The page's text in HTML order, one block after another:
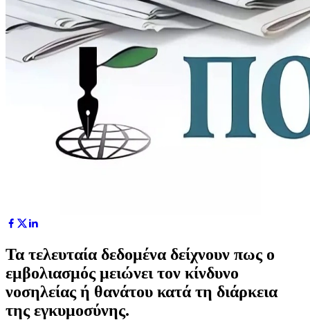
Τα τελευταία δεδομένα δείχνουν πως ο
εμβολιασμός μειώνει τον κίνδυνο
νοσηλείας ή θανάτου κατά τη διάρκεια
της εγκυμοσύνης.